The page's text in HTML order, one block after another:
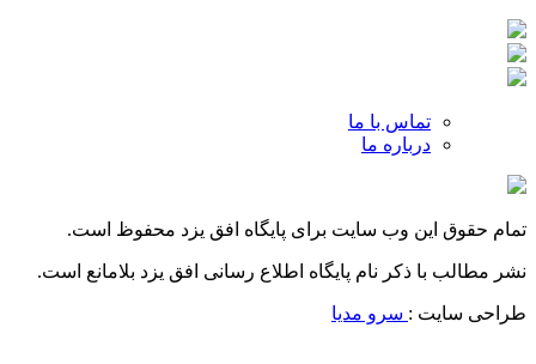
تماس با ما
درباره ما
تمام حقوق این وب سایت برای پایگاه افق یزد محفوظ است.
نشر مطالب با ذکر نام پایگاه اطلاع رسانی افق یزد بلامانع است.
طراحی سایت : سرو مدیا